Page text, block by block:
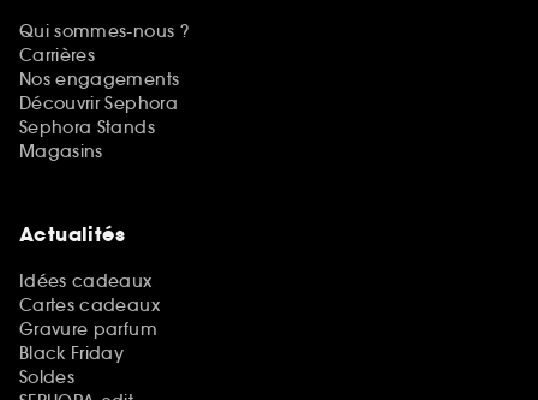
Qui sommes-nous ?
Carrières
Nos engagements
Découvrir Sephora
Sephora Stands
Magasins
Actualités
Idées cadeaux
Cartes cadeaux
Gravure parfum
Black Friday
Soldes